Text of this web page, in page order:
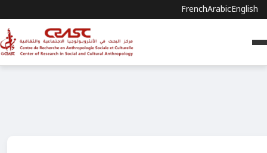
FrenchArabicEnglish